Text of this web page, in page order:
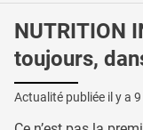
NUTRITION
toujours,
Actualité publiée il y a 9